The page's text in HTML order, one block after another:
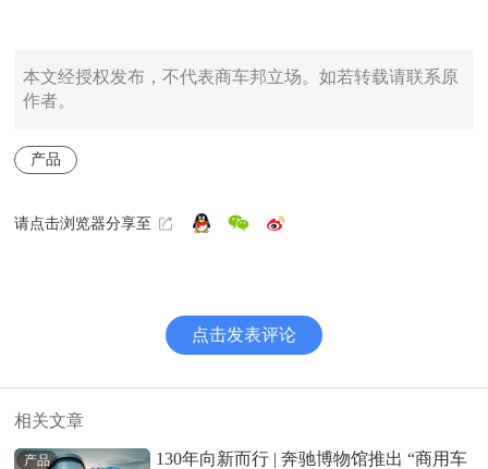
本文经授权发布，不代表商车邦立场。如若转载请联系原
作者。
产品
请点击浏览器分享至
点击发表评论
相关文章
产品
130年向新而行 | 奔驰博物馆推出 “商用车